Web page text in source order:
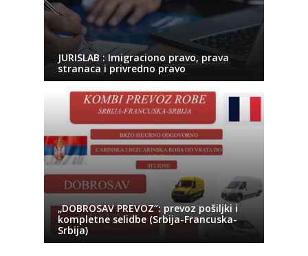
JURISLAB : Imigraciono pravo, prava
stranaca i privredno pravo
„DOBROSAV PREVOZ“: prevoz pošiljki i
kompletne selidbe (Srbija-Francuska-
Srbija)